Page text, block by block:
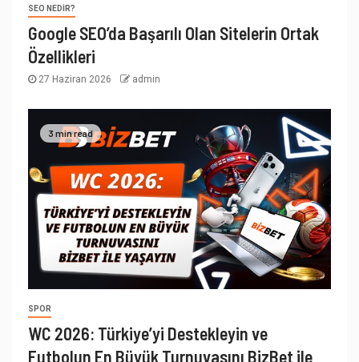
SEO NEDIR?
Google SEO’da Başarılı Olan Sitelerin Ortak
Özellikleri
27 Haziran 2026 admin
3 min read
SPOR
WC 2026: Türkiye’yi Destekleyin ve
Futbolun En Büyük Turnuvasını BizBet ile